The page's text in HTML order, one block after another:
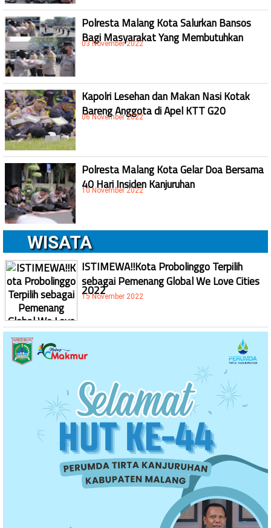
Polresta Malang Kota Salurkan Bansos
Bagi Masyarakat Yang Membutuhkan
03 November 2022
Kapolri Lesehan dan Makan Nasi Kotak
Bareng Anggota di Apel KTT G20
06 November 2022
Polresta Malang Kota Gelar Doa Bersama
40 Hari Insiden Kanjuruhan
10 November 2022
WISATA
ISTIMEWA!!Kota Probolinggo Terpilih
sebagai Pemenang Global We Love Cities
2022
15 November 2022